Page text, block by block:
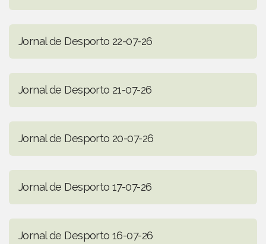
Jornal de Desporto 22-07-26
Jornal de Desporto 21-07-26
Jornal de Desporto 20-07-26
Jornal de Desporto 17-07-26
Jornal de Desporto 16-07-26